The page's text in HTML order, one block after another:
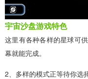
宇宙沙盘游戏特色
这里有各种各样的星球可
幕就能完成。
2、多样的模式正等待你选